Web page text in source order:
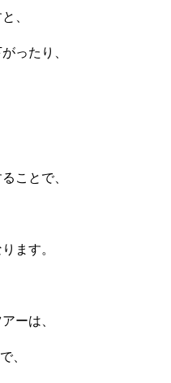
、
ったり、
ことで、
ます。
ーは、
、